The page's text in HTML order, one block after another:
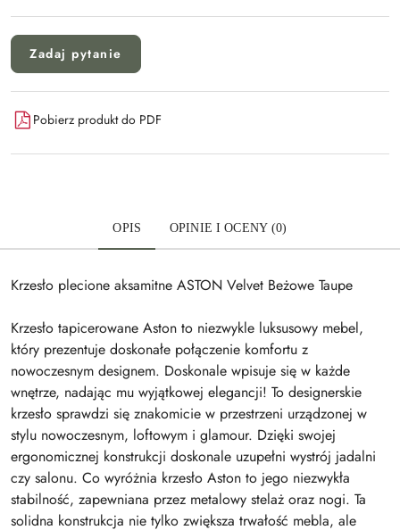
Zadaj pytanie
Pobierz produkt do PDF
OPIS OPINIE I OCENY (0)
Krzesło plecione aksamitne ASTON Velvet Beżowe Taupe
Krzesło tapicerowane Aston to niezwykle luksusowy mebel,
który prezentuje doskonałe połączenie komfortu z
nowoczesnym designem. Doskonale wpisuje się w każde
wnętrze, nadając mu wyjątkowej elegancji! To designerskie
krzesło sprawdzi się znakomicie w przestrzeni urządzonej w
stylu nowoczesnym, loftowym i glamour. Dzięki swojej
ergonomicznej konstrukcji doskonale uzupełni wystrój jadalni
czy salonu. Co wyróżnia krzesło Aston to jego niezwykła
stabilność, zapewniana przez metalowy stelaż oraz nogi. Ta
solidna konstrukcja nie tylko zwiększa trwałość mebla, ale